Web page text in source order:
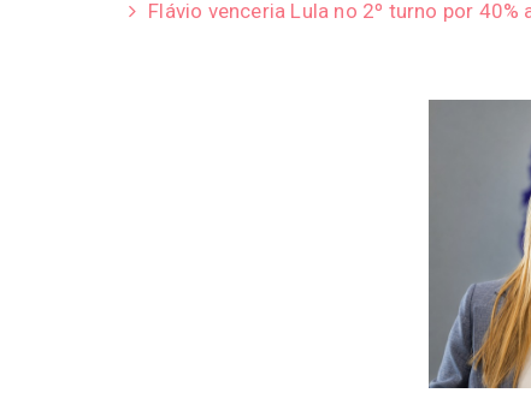
Flávio venceria Lula no 2º turno por 40%